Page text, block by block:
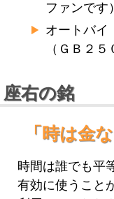
ファンです
オートバイ
（ＧＢ２
座右の銘
「時は金
時間は誰でも平
有効に使うこと